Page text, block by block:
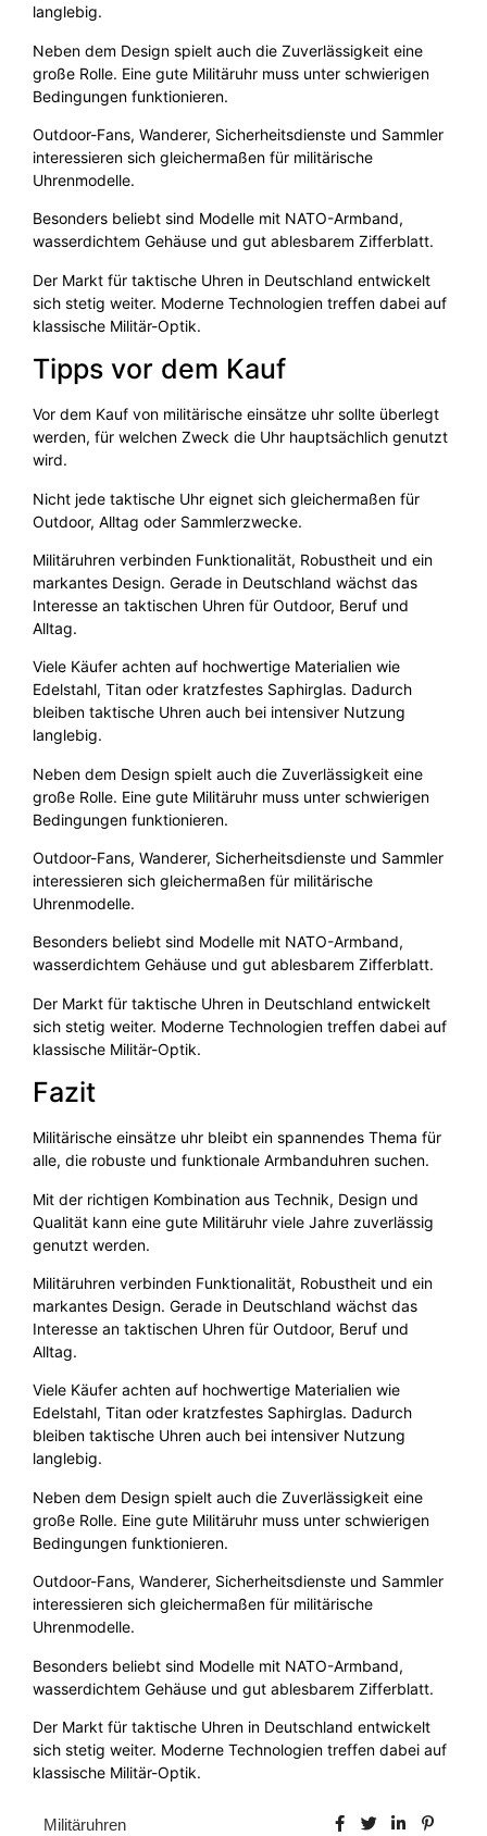
langlebig.
Neben dem Design spielt auch die Zuverlässigkeit eine
große Rolle. Eine gute Militäruhr muss unter schwierigen
Bedingungen funktionieren.
Outdoor-Fans, Wanderer, Sicherheitsdienste und Sammler
interessieren sich gleichermaßen für militärische
Uhrenmodelle.
Besonders beliebt sind Modelle mit NATO-Armband,
wasserdichtem Gehäuse und gut ablesbarem Zifferblatt.
Der Markt für taktische Uhren in Deutschland entwickelt
sich stetig weiter. Moderne Technologien treffen dabei auf
klassische Militär-Optik.
Tipps vor dem Kauf
Vor dem Kauf von militärische einsätze uhr sollte überlegt
werden, für welchen Zweck die Uhr hauptsächlich genutzt
wird.
Nicht jede taktische Uhr eignet sich gleichermaßen für
Outdoor, Alltag oder Sammlerzwecke.
Militäruhren verbinden Funktionalität, Robustheit und ein
markantes Design. Gerade in Deutschland wächst das
Interesse an taktischen Uhren für Outdoor, Beruf und
Alltag.
Viele Käufer achten auf hochwertige Materialien wie
Edelstahl, Titan oder kratzfestes Saphirglas. Dadurch
bleiben taktische Uhren auch bei intensiver Nutzung
langlebig.
Neben dem Design spielt auch die Zuverlässigkeit eine
große Rolle. Eine gute Militäruhr muss unter schwierigen
Bedingungen funktionieren.
Outdoor-Fans, Wanderer, Sicherheitsdienste und Sammler
interessieren sich gleichermaßen für militärische
Uhrenmodelle.
Besonders beliebt sind Modelle mit NATO-Armband,
wasserdichtem Gehäuse und gut ablesbarem Zifferblatt.
Der Markt für taktische Uhren in Deutschland entwickelt
sich stetig weiter. Moderne Technologien treffen dabei auf
klassische Militär-Optik.
Fazit
Militärische einsätze uhr bleibt ein spannendes Thema für
alle, die robuste und funktionale Armbanduhren suchen.
Mit der richtigen Kombination aus Technik, Design und
Qualität kann eine gute Militäruhr viele Jahre zuverlässig
genutzt werden.
Militäruhren verbinden Funktionalität, Robustheit und ein
markantes Design. Gerade in Deutschland wächst das
Interesse an taktischen Uhren für Outdoor, Beruf und
Alltag.
Viele Käufer achten auf hochwertige Materialien wie
Edelstahl, Titan oder kratzfestes Saphirglas. Dadurch
bleiben taktische Uhren auch bei intensiver Nutzung
langlebig.
Neben dem Design spielt auch die Zuverlässigkeit eine
große Rolle. Eine gute Militäruhr muss unter schwierigen
Bedingungen funktionieren.
Outdoor-Fans, Wanderer, Sicherheitsdienste und Sammler
interessieren sich gleichermaßen für militärische
Uhrenmodelle.
Besonders beliebt sind Modelle mit NATO-Armband,
wasserdichtem Gehäuse und gut ablesbarem Zifferblatt.
Der Markt für taktische Uhren in Deutschland entwickelt
sich stetig weiter. Moderne Technologien treffen dabei auf
klassische Militär-Optik.
Militäruhren